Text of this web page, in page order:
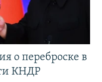
о переброске в
КНДР